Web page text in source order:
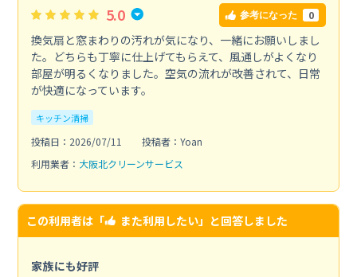
5.0 参考になった 0
換気扇と窓まわりの汚れが気になり、一緒にお願いしまし
た。どちらも丁寧に仕上げてもらえて、風通しがよくなり
部屋が明るくなりました。空気の流れが改善されて、日常
が快適になっています。
キッチン清掃
投稿日：2026/07/11
投稿者：Yoan
利用業者： 大阪北クリーンサービス
この利用者は「 また利用したい」と回答しました
家族にも好評